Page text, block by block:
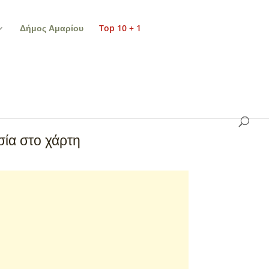
Δήμος Αμαρίου Top 10 + 1
στο χάρτη